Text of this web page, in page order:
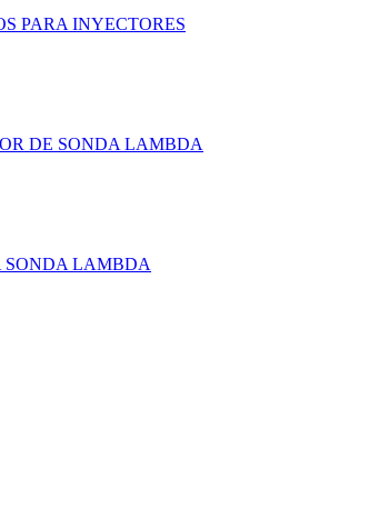
PARA INYECTORES
DE SONDA LAMBDA
SONDA LAMBDA